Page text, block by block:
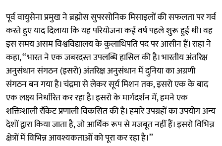
पूर्व वायुसेना प्रमुख ने ब्रह्मोस सुपरसोनिक मिसाइलों की सफलता पर गर्व
करते हुए याद दिलाया कि यह परियोजना कई वर्ष पहले शुरू हुई थी। वह
इस समय असम विश्वविद्यालय के कुलाधिपति पद पर आसीन हैं। राहा ने
कहा, ‘‘भारत ने एक जबरदस्त उपलब्धि हासिल की है। भारतीय अंतरिक्ष
अनुसंधान संगठन (इसरो) अंतरिक्ष अनुसंधान में दुनिया का अग्रणी
संगठन बन गया है। चंद्रमा से लेकर सूर्य मिशन तक, इसरो एक के बाद
एक लक्ष्य निर्धारित कर रहा है। इसरो के मार्गदर्शन में, हमने एक
शक्तिशाली रॉकेट प्रणाली विकसित की है। हमारे उपग्रहों का उपयोग अन्य
देशों द्वारा किया जाता है, जो आर्थिक रूप से मजबूत नहीं हैं। इसरो विभिन्न
क्षेत्रों में विभिन्न आवश्यकताओं को पूरा कर रहा है।’’